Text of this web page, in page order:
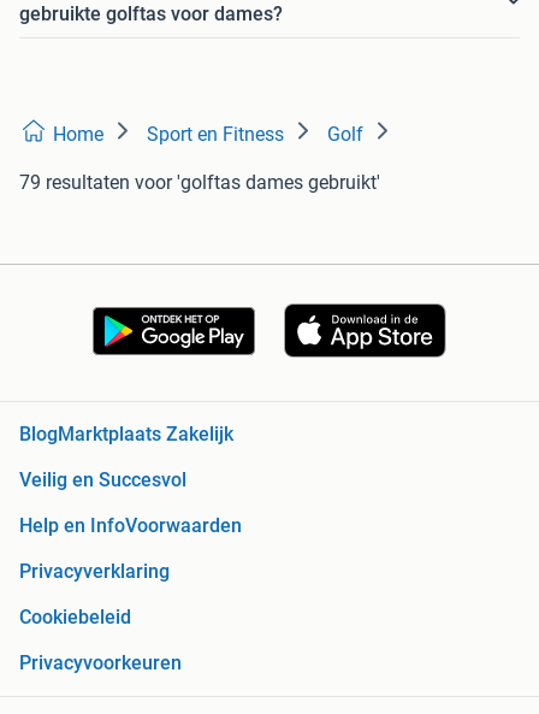
gebruikte golftas voor dames?
Home Sport en Fitness Golf
79 resultaten voor 'golftas dames gebruikt'
BlogMarktplaats Zakelijk
Veilig en Succesvol
Help en InfoVoorwaarden
Privacyverklaring
Cookiebeleid
Privacyvoorkeuren